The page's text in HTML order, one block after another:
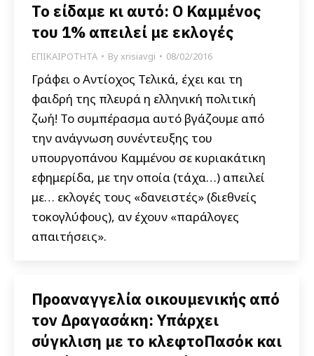
Το είδαμε κι αυτό: Ο Καμμένος
του 1% απειλεί με εκλογές
ΕΠΙΚΑΙΡΟΤΗΤΑ Byxrisiavgi 08/02/2016
Γράφει ο Αντίοχος Τελικά, έχει και τη
φαιδρή της πλευρά η ελληνική πολιτική
ζωή! Το συμπέρασμα αυτό βγάζουμε από
την ανάγνωση συνέντευξης του
υπουργοπάνου Καμμένου σε κυριακάτικη
εφημερίδα, με την οποία (τάχα…) απειλεί
με… εκλογές τους «δανειστές» (διεθνείς
τοκογλύφους), αν έχουν «παράλογες
απαιτήσεις».
Προαναγγελία οικουμενικής από
τον Δραγασάκη: Υπάρχει
σύγκλιση με το κλεφτοΠασόκ και